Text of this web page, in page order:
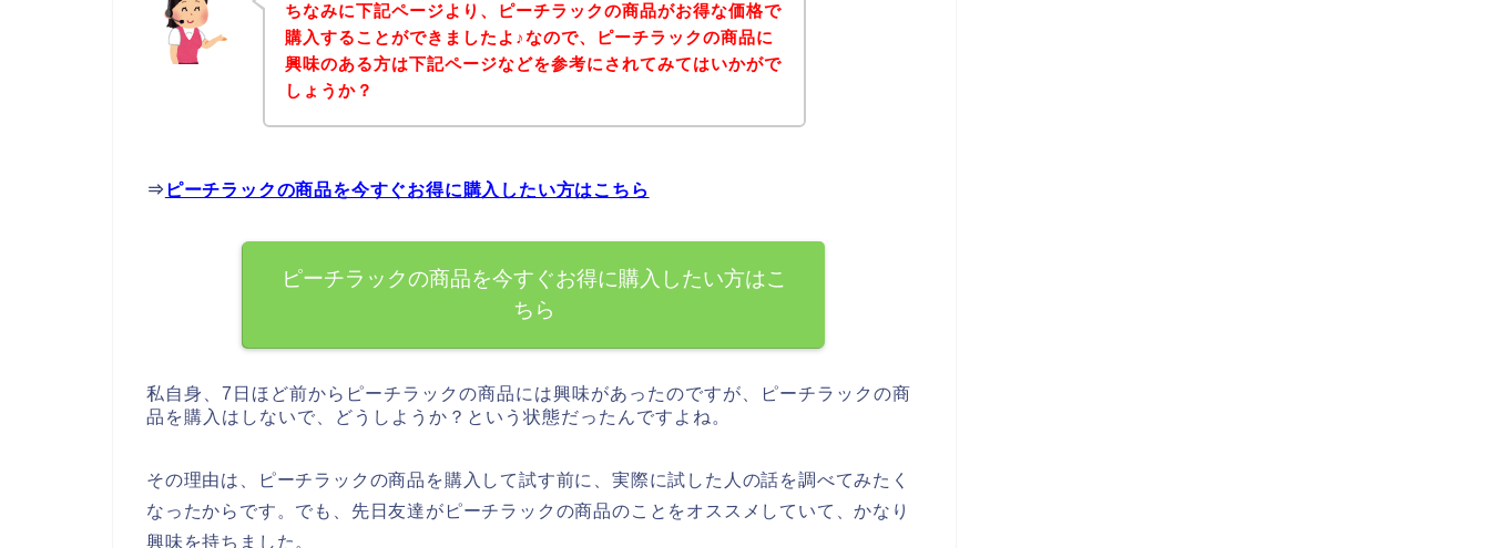
ちなみに下記ページより、ピーチラックの商品がお得な価格で
購入することができましたよ♪なので、ピーチラックの商品に
興味のある方は下記ページなどを参考にされてみてはいかがで
しょうか？
⇒ ピーチラックの商品を今すぐお得に購入したい方はこちら
ピーチラックの商品を今すぐお得に購入したい方はこ
ちら
私自身、7日ほど前からピーチラックの商品には興味があったのですが、ピーチラックの商
品を購入はしないで、どうしようか？という状態だったんですよね。
その理由は、ピーチラックの商品を購入して試す前に、実際に試した人の話を調べてみたく
なったからです。でも、先日友達がピーチラックの商品のことをオススメしていて、かなり
興味を持ちました。